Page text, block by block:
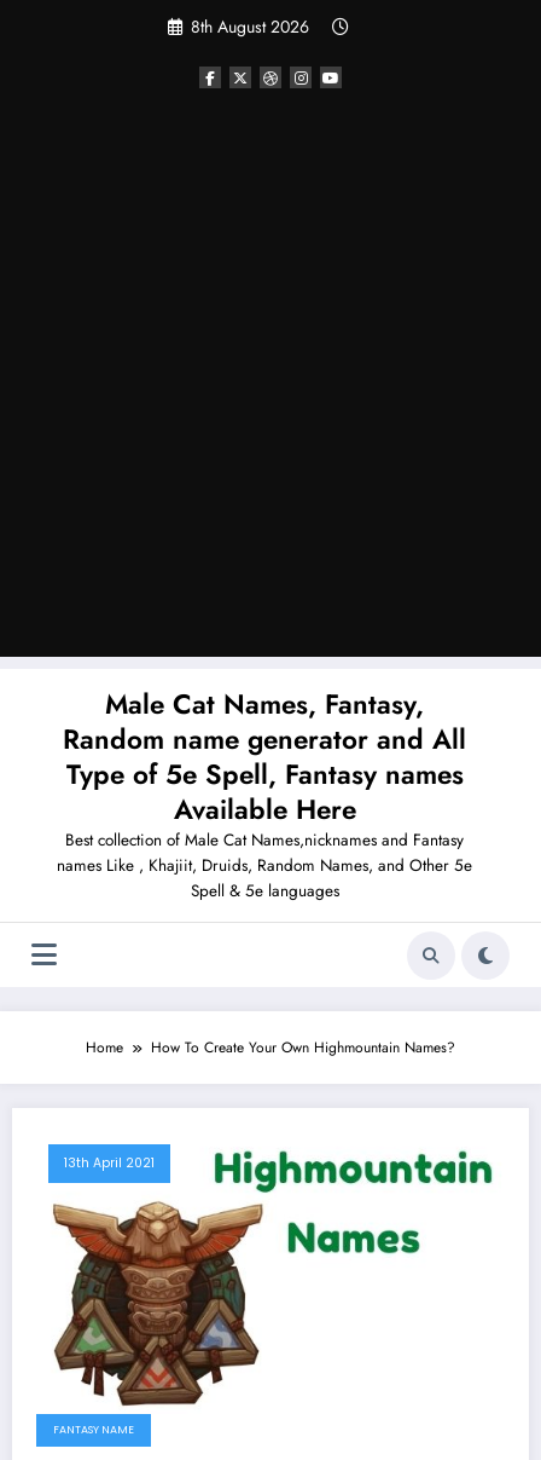
8th August 2026
Male Cat Names, Fantasy,
Random name generator and All
Type of 5e Spell, Fantasy names
Available Here
Best collection of Male Cat Names,nicknames and Fantasy
names Like , Khajiit, Druids, Random Names, and Other 5e
Spell & 5e languages
Home How To Create Your Own Highmountain Names?
13th April 2021
FANTASY NAME